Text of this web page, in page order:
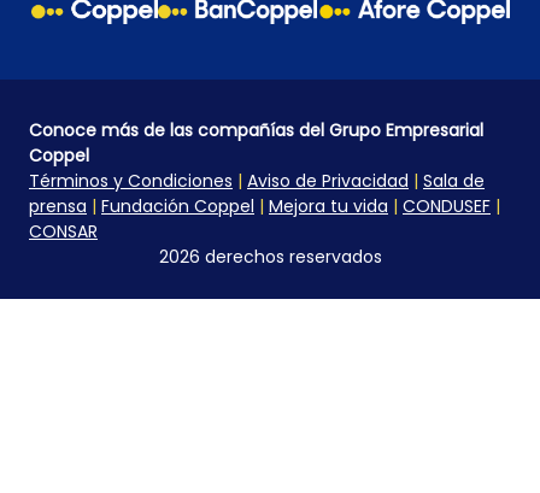
Conoce más de las compañías del Grupo Empresarial
Coppel
Términos y Condiciones | Aviso de Privacidad | Sala de
prensa | Fundación Coppel | Mejora tu vida | CONDUSEF |
CONSAR
2026 derechos reservados